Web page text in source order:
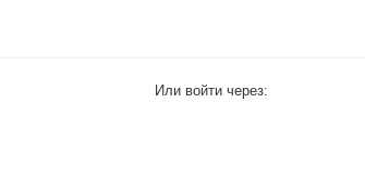
Или войти через: